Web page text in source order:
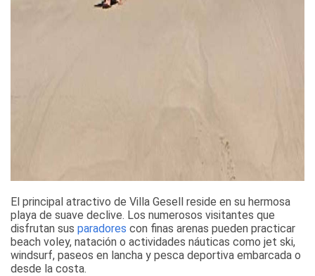
El principal atractivo de Villa Gesell reside en su hermosa
playa de suave declive. Los numerosos visitantes que
disfrutan sus paradores con finas arenas pueden practicar
beach voley, natación o actividades náuticas como jet ski,
windsurf, paseos en lancha y pesca deportiva embarcada o
desde la costa.